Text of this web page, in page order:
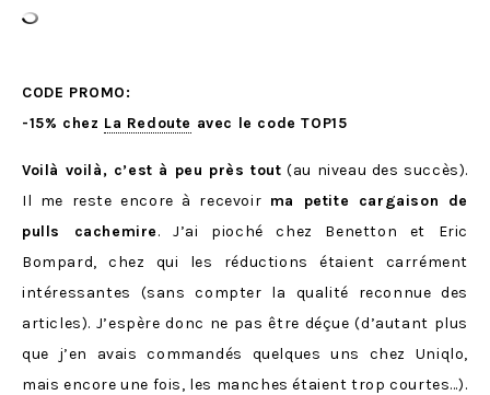
CODE PROMO:
-15% chez La Redoute avec le code TOP15
Voilà voilà, c’est à peu près tout (au niveau des succès).
Il me reste encore à recevoir ma petite cargaison de
pulls cachemire. J’ai pioché chez Benetton et Eric
Bompard, chez qui les réductions étaient carrément
intéressantes (sans compter la qualité reconnue des
articles). J’espère donc ne pas être déçue (d’autant plus
que j’en avais commandés quelques uns chez Uniqlo,
mais encore une fois, les manches étaient trop courtes…).